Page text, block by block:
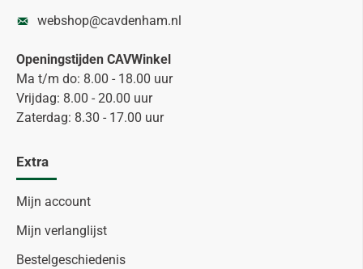
webshop@cavdenham.nl
Openingstijden CAVWinkel
Ma t/m do: 8.00 - 18.00 uur
Vrijdag: 8.00 - 20.00 uur
Zaterdag: 8.30 - 17.00 uur
Extra
Mijn account
Mijn verlanglijst
Bestelgeschiedenis